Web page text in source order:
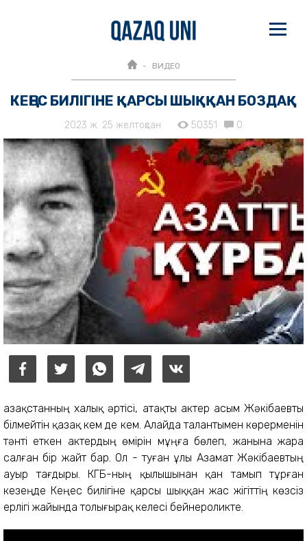
ВИДЕО
КЕҢЕС БИЛІГІНЕ ҚАРСЫ ШЫҚҚАН БОЗДАҚ
2023 ж. 25 желтоқсан 50351 0
Қазақстанның халық әртісі, атақты актер Қасым Жәкібаевты
білмейтін қазақ кем де кем. Алайда талантымен көрерменін
тәнті еткен актердың өмірін мұңға бөлеп, жанына жара
салған бір жайт бар. Ол - туған ұлы Азамат Жәкібаевтың
ауыр тағдыры. КГБ-ның қылышынан қан тамып тұрған
кезеңде Кеңес билігіне қарсы шыққан жас жігіттің көзсіз
ерлігі жайында толығырақ келесі бейнероликте.